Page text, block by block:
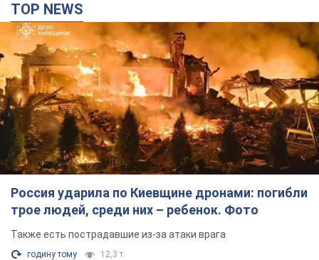
TOP NEWS
Россия ударила по Киевщине дронами: погибли
трое людей, среди них – ребенок. Фото
Также есть пострадавшие из-за атаки врага
годину тому 12,3 т.